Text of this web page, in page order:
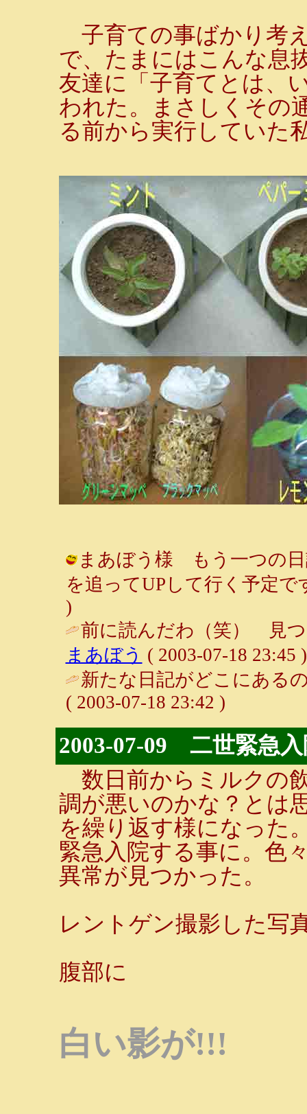
子育ての事ばかり考
で、たまにはこんな息
友達に「子育てとは、
われた。まさしくその
る前から実行していた
まあぼう様 もう一つの日
を追ってUPして行く予定で
)
前に読んだわ（笑） 見
まあぼう ( 2003-07-18 23:45 )
新たな日記がどこにある
( 2003-07-18 23:42 )
2003-07-09 二世緊急
数日前からミルクの
調が悪いのかな？とは
を繰り返す様になった
緊急入院する事に。色
異常が見つかった。
レントゲン撮影した写
腹部に
白い影が!!!